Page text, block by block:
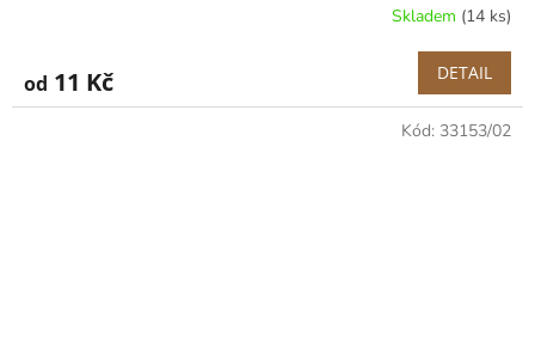
Skladem (14 ks)
od 11 Kč DETAIL
Kód: 33153/02